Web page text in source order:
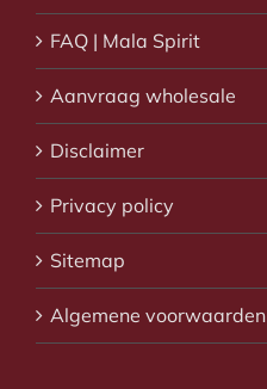
FAQ | Mala Spirit
Aanvraag wholesale
Disclaimer
Privacy policy
Sitemap
Algemene voorwaarden